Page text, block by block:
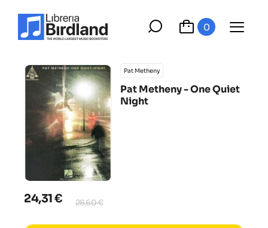
0
Pat Metheny
Pat Metheny - One Quiet
Night
24,31 € 28,60 €